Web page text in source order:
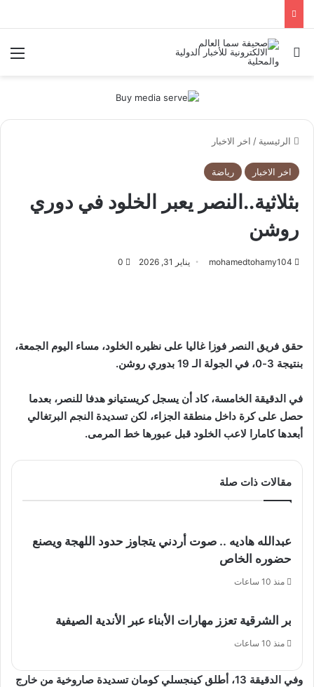
بحث عن
الرئيسية / اخر الاخبار
اخر الاخبار رياضة
بثلاثية..النصر يعبر الخلود في دوري
روشن
mohamedtohamy104 يناير 31, 2026 0
حقق فريق النصر فوزا غاليا على نظيره الخلود، مساء اليوم الجمعة،
بنتيجة 3-0، في الجولة الـ 19 بدوري روشن.
في الدقيقة الخامسة، كاد أن يسجل كريستيانو هدفا للنصر، بعدما
حصل على كرة داخل منطقة الجزاء، لكن تسديدة النجم البرتغالي
أبعدها كامارا لاعب الخلود قبل عبورها خط المرمى.
مقالات ذات صلة
عبدالله هاديه .. صوت أردني يتجاوز حدود اللهجة ويصنع
حضوره الخاص
منذ 10 ساعات
بر الشرقية تعزز مهارات الأبناء عبر الأندية الصيفية
منذ 10 ساعات
وفي الدقيقة 13، أطلق كينجسلي كومان تسديدة صاروخية من خارج